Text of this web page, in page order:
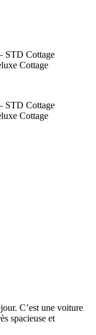
STD Cottage
Cottage
STD Cottage
Cottage
C’est une voiture
spacieuse et